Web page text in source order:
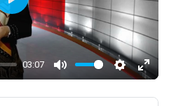
03:07
Mute Settings
Enter
Play